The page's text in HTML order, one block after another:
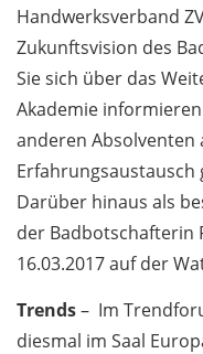
Handwerksverband
Zukunftsvision des
Sie sich über das
Akademie
anderen
Erfahrungsaustausch
Darüber hinaus als
der Badbotschafterin
16.03.2017 auf der
Trends– Im
diesmal im Saal